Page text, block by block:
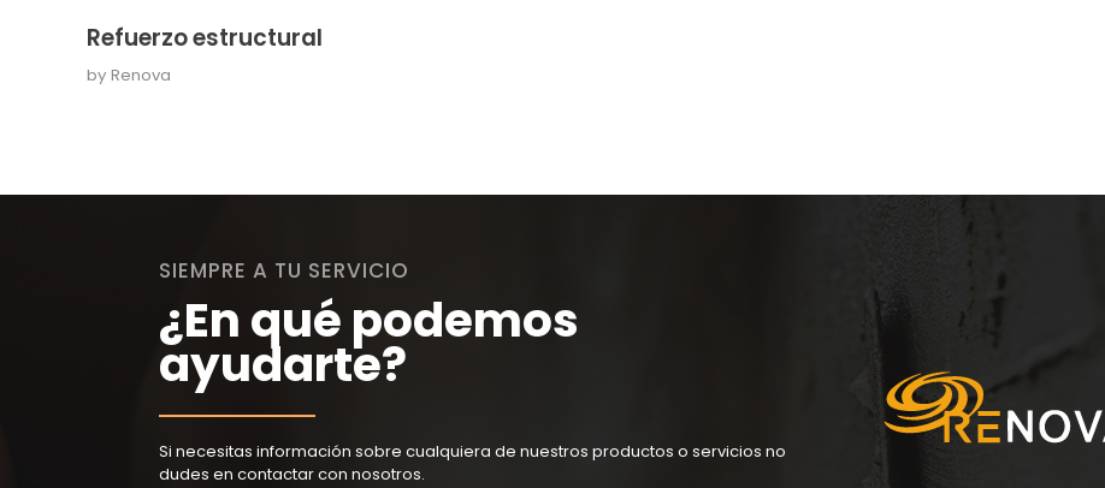
Refuerzo estructural
by Renova
SIEMPRE A TU SERVICIO
¿En qué podemos
ayudarte?
Si necesitas información sobre cualquiera de nuestros productos o servicios no
dudes en contactar con nosotros.